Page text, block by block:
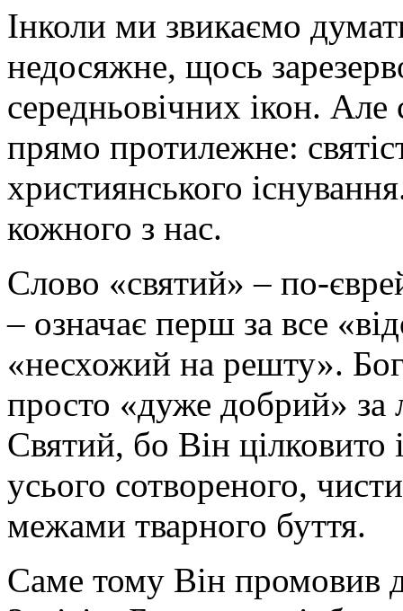
Інколи ми звикаємо
недосяжне, щось
середньовічних ікон.
прямо протилежне:
християнського
кожного з нас.
Слово «святий» – по-
– означає перш за все
«несхожий на решту».
просто «дуже добрий»
Святий, бо Він
усього сотвореного,
межами тварного буття.
Саме тому Він промовив